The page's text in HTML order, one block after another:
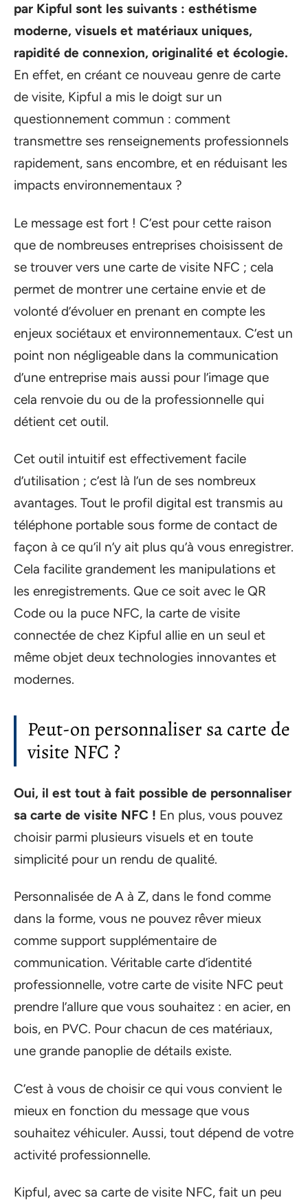
par Kipful sont les suivants : esthétisme
moderne, visuels et matériaux uniques,
rapidité de connexion, originalité et écologie.
En effet, en créant ce nouveau genre de carte
de visite, Kipful a mis le doigt sur un
questionnement commun : comment
transmettre ses renseignements professionnels
rapidement, sans encombre, et en réduisant les
impacts environnementaux ?
Le message est fort ! C’est pour cette raison
que de nombreuses entreprises choisissent de
se trouver vers une carte de visite NFC ; cela
permet de montrer une certaine envie et de
volonté d’évoluer en prenant en compte les
enjeux sociétaux et environnementaux. C’est un
point non négligeable dans la communication
d’une entreprise mais aussi pour l’image que
cela renvoie du ou de la professionnelle qui
détient cet outil.
Cet outil intuitif est effectivement facile
d’utilisation ; c’est là l’un de ses nombreux
avantages. Tout le profil digital est transmis au
téléphone portable sous forme de contact de
façon à ce qu’il n’y ait plus qu’à vous enregistrer.
Cela facilite grandement les manipulations et
les enregistrements. Que ce soit avec le QR
Code ou la puce NFC, la carte de visite
connectée de chez Kipful allie en un seul et
même objet deux technologies innovantes et
modernes.
Peut-on personnaliser sa carte de
visite NFC ?
Oui, il est tout à fait possible de personnaliser
sa carte de visite NFC ! En plus, vous pouvez
choisir parmi plusieurs visuels et en toute
simplicité pour un rendu de qualité.
Personnalisée de A à Z, dans le fond comme
dans la forme, vous ne pouvez rêver mieux
comme support supplémentaire de
communication. Véritable carte d’identité
professionnelle, votre carte de visite NFC peut
prendre l’allure que vous souhaitez : en acier, en
bois, en PVC. Pour chacun de ces matériaux,
une grande panoplie de détails existe.
C’est à vous de choisir ce qui vous convient le
mieux en fonction du message que vous
souhaitez véhiculer. Aussi, tout dépend de votre
activité professionnelle.
Kipful, avec sa carte de visite NFC, fait un peu